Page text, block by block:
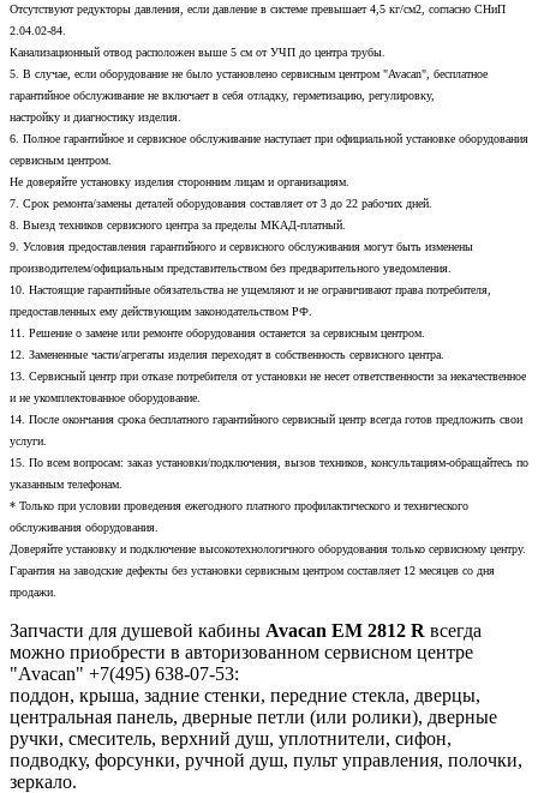
Отсутствуют редукторы давления, если давление в системе превышает 4,5 кг/см2, согласно СНиП
2.04.02-84.
Канализационный отвод расположен выше 5 см от УЧП до центра трубы.
5. В случае, если оборудование не было установлено сервисным центром "Avacan", бесплатное
гарантийное обслуживание не включает в себя отладку, герметизацию, регулировку,
настройку и диагностику изделия.
6. Полное гарантийное и сервисное обслуживание наступает при официальной установке оборудования
сервисным центром.
Не доверяйте установку изделия сторонним лицам и организациям.
7. Срок ремонта/замены деталей оборудования составляет от 3 до 22 рабочих дней.
8. Выезд техников сервисного центра за пределы МКАД-платный.
9. Условия предоставления гарантийного и сервисного обслуживания могут быть изменены
производителем/официальным представительством без предварительного уведомления.
10. Настоящие гарантийные обязательства не ущемляют и не ограничивают права потребителя,
предоставленных ему действующим законодательством РФ.
11. Решение о замене или ремонте оборудования останется за сервисным центром.
12. Замененные части/агрегаты изделия переходят в собственность сервисного центра.
13. Сервисный центр при отказе потребителя от установки не несет ответственности за некачественное
и не укомплектованное оборудование.
14. После окончания срока бесплатного гарантийного сервисный центр всегда готов предложить свои
услуги.
15. По всем вопросам: заказ установки/подключения, вызов техников, консультациям-обращайтесь по
указанным телефонам.
* Только при условии проведения ежегодного платного профилактического и технического
обслуживания оборудования.
Доверяйте установку и подключение высокотехнологичного оборудования только сервисному центру.
Гарантия на заводские дефекты без установки сервисным центром составляет 12 месяцев со дня
продажи.
Запчасти для душевой кабины Avacan EM 2812 R всегда
можно приобрести в авторизованном сервисном центре
"Avacan" +7(495) 638-07-53:
поддон, крыша, задние стенки, передние стекла, дверцы,
центральная панель, дверные петли (или ролики), дверные
ручки, смеситель, верхний душ, уплотнители, сифон,
подводку, форсунки, ручной душ, пульт управления, полочки,
зеркало.